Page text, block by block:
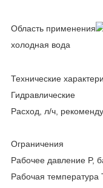
Область применения
холодная вода
Технические
Гидравлические
Расход, л/ч,
Ограничения
Рабочее давление P,
Рабочая температура